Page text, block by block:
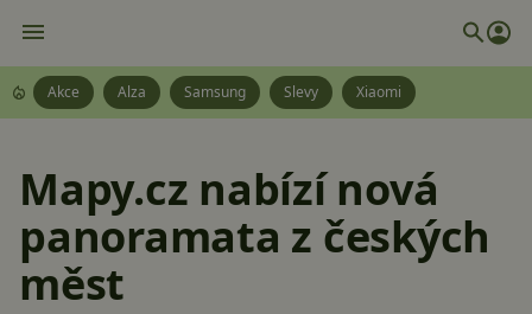
Akce Alza Samsung Slevy Xiaomi
Mapy.cz nabízí nová
panoramata z českých
měst